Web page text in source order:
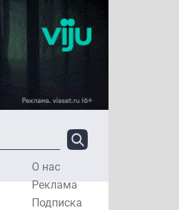
О нас
Реклама
Подписка